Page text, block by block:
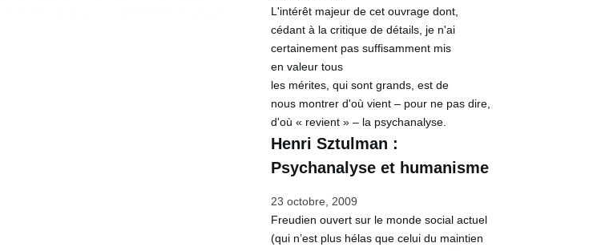
L'intérêt majeur de cet ouvrage dont,
cédant à la critique de détails, je n'ai
certainement pas suffisamment mis
en valeur tous
les mérites, qui sont grands, est de
nous montrer d'où vient – pour ne pas dire,
d'où « revient » – la psychanalyse.
Henri Sztulman :
Psychanalyse et humanisme
23 octobre, 2009
Freudien ouvert sur le monde social actuel
(qui n’est plus hélas que celui du maintien